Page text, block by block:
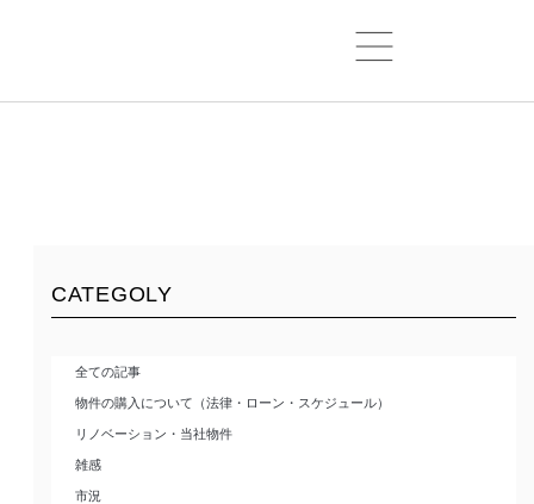
CATEGOLY
全ての記事
物件の購入について（法律・ローン・スケジュール）
リノベーション・当社物件
雑感
市況